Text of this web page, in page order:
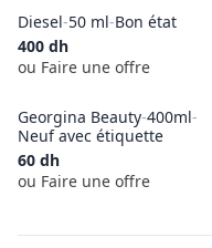
Diesel-50 ml-Bon état
400 dh
ou Faire une offre
Georgina Beauty-400ml-
Neuf avec étiquette
60 dh
ou Faire une offre